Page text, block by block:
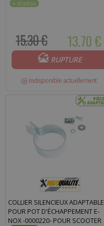
13.70 €
15.30 €
RUPTURE
Indisponible actuellement
COLLIER SILENCIEUX ADAPTABLE
POUR POT D'ÉCHAPPEMENT E-
NOX -0000220- POUR SCOOTER